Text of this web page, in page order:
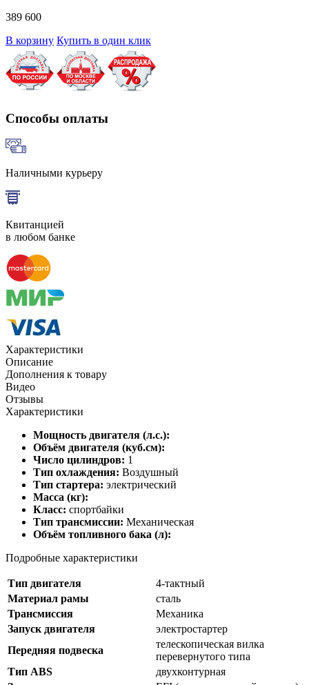
389 600
В корзину Купить в один клик
Способы оплаты
Наличными курьеру
Квитанцией
в любом банке
Характеристики
Описание
Дополнения к товару
Видео
Отзывы
Характеристики
Мощность двигателя (л.с.):
Объём двигателя (куб.см):
Число цилиндров: 1
Тип охлаждения: Воздушный
Тип стартера: электрический
Масса (кг):
Класс: спортбайки
Тип трансмиссии: Механическая
Объём топливного бака (л):
Подробные характеристики
Тип двигателя
4-тактный
Материал рамы
сталь
Трансмиссия
Механика
Запуск двигателя
электростартер
Передняя подвеска
телескопическая вилка
перевернутого типа
Тип ABS
двухконтурная